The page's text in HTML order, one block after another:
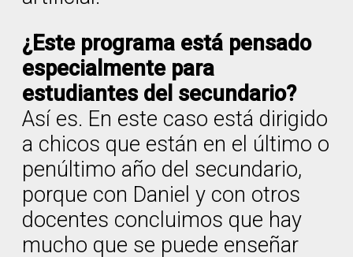
¿Este programa está pensado
especialmente para
estudiantes del secundario?
Así es. En este caso está dirigido
a chicos que están en el último o
penúltimo año del secundario,
porque con Daniel y con otros
docentes concluimos que hay
mucho que se puede enseñar